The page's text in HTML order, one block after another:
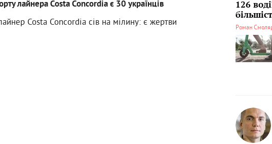
лайнера Costa Concordia є 30 українців
Costa Concordia сів на мілину: є жертви
126
Роман